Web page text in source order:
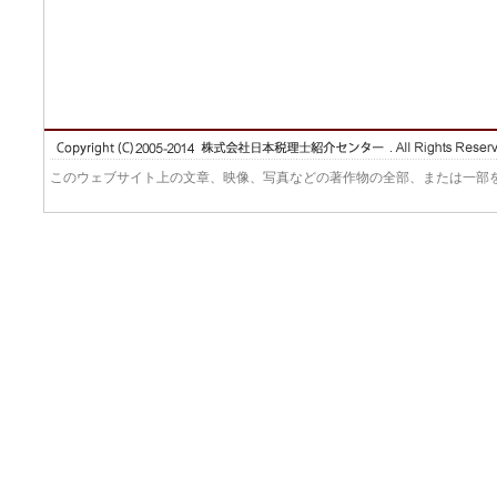
このウェブサイト上の文章、映像、写真などの著作物の全部、または一